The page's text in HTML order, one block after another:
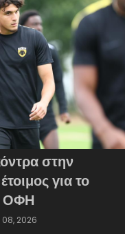
στην
για το
ΟΦΗ
2026